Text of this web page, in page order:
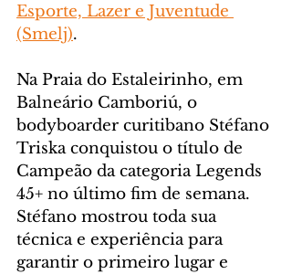
Esporte, Lazer e Juventude
(Smelj).
Na Praia do Estaleirinho, em
Balneário Camboriú, o
bodyboarder curitibano Stéfano
Triska conquistou o título de
Campeão da categoria Legends
45+ no último fim de semana.
Stéfano mostrou toda sua
técnica e experiência para
garantir o primeiro lugar e